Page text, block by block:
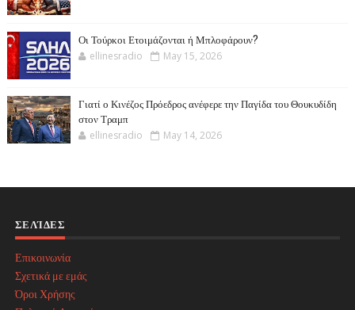
Οι Τούρκοι Ετοιμάζονται ή Μπλοφάρουν?
ellinesradio May 15, 2026
Γιατί ο Κινέζος Πρόεδρος ανέφερε την Παγίδα του Θουκυδίδη
στον Τραμπ
ellinesradio May 14, 2026
ΣΕΛΊΔΕΣ
Επικοινωνία
Σχετικά με εμάς
Όροι Χρήσης